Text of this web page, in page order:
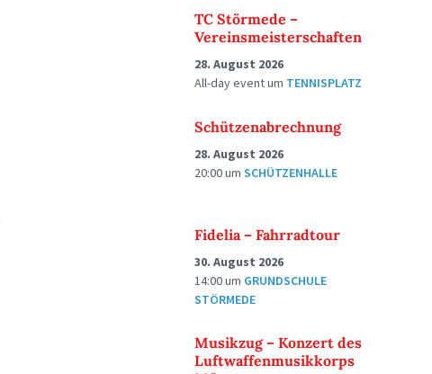
TC Störmede –
Vereinsmeisterschaften
28. August 2026
All-day eventum TENNISPLATZ
Schützenabrechnung
28. August 2026
20:00umSCHÜTZENHALLE
Fidelia – Fahrradtour
30. August 2026
14:00um GRUNDSCHULE
STÖRMEDE
Musikzug – Konzert des
Luftwaffenmusikkorps